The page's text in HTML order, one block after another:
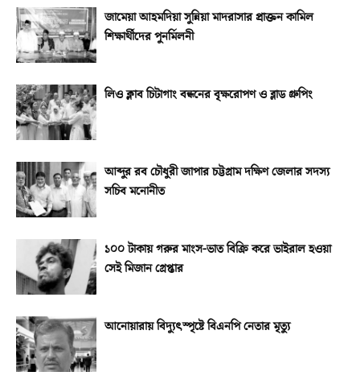
জামেয়া আহমদিয়া সুন্নিয়া মাদরাসার প্রাক্তন কামিল
শিক্ষার্থীদের পুনর্মিলনী
লিও ক্লাব চিটাগাং বন্ধনের বৃক্ষরোপণ ও ব্লাড গ্রুপিং
আব্দুর রব চৌধুরী জাপার চট্টগ্রাম দক্ষিণ জেলার সদস্য
সচিব মনোনীত
১০০ টাকায় গরুর মাংস-ভাত বিক্রি করে ভাইরাল হওয়া
সেই মিজান গ্রেপ্তার
আনোয়ারায় বিদ্যুৎস্পৃষ্টে বিএনপি নেতার মৃত্যু